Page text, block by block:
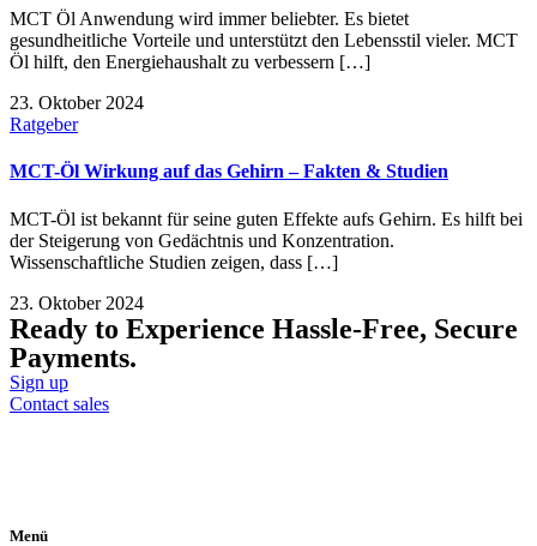
MCT Öl Anwendung wird immer beliebter. Es bietet
gesundheitliche Vorteile und unterstützt den Lebensstil vieler. MCT
Öl hilft, den Energiehaushalt zu verbessern […]
23. Oktober 2024
Ratgeber
MCT-Öl Wirkung auf das Gehirn – Fakten & Studien
MCT-Öl ist bekannt für seine guten Effekte aufs Gehirn. Es hilft bei
der Steigerung von Gedächtnis und Konzentration.
Wissenschaftliche Studien zeigen, dass […]
23. Oktober 2024
Ready to Experience Hassle-Free, Secure
Payments.
Sign up
Contact sales
Menü